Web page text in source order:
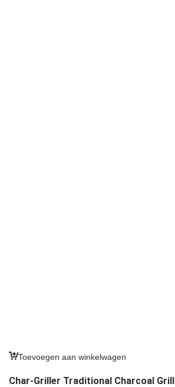
Toevoegen aan winkelwagen
Char-Griller Traditional Charcoal Grill